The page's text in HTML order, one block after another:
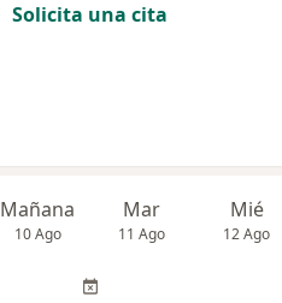
Solicita una cita
Mañana
10 Ago
Mar
11 Ago
Mié
12 Ago